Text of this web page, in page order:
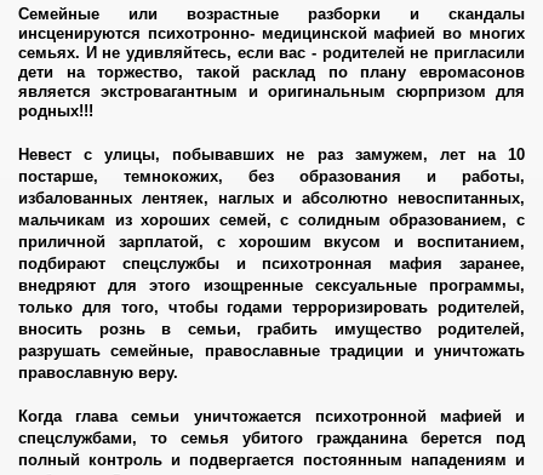
Семейные или возрастные разборки и скандалы
инсценируются психотронно- медицинской мафией во многих
семьях. И не удивляйтесь, если вас - родителей не пригласили
дети на торжество, такой расклад по плану евромасонов
является экстровагантным и оригинальным сюрпризом для
родных!!!
Невест с улицы, побывавших не раз замужем, лет на 10
постарше, темнокожих, без образования и работы,
избалованных лентяек, наглых и абсолютно невоспитанных,
мальчикам из хороших семей, с солидным образованием, с
приличной зарплатой, с хорошим вкусом и воспитанием,
подбирают спецслужбы и психотронная мафия заранее,
внедряют для этого изощренные сексуальные программы,
только для того, чтобы годами терроризировать родителей,
вносить рознь в семьи, грабить имущество родителей,
разрушать семейные, православные традиции и уничтожать
православную веру.
Когда глава семьи уничтожается психотронной мафией и
спецслужбами, то семья убитого гражданина берется под
полный контроль и подвергается постоянным нападениям и
агентов